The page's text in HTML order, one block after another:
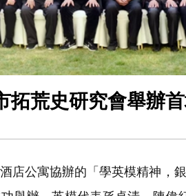
拓荒史研究會舉辦
店公寓協辦的「學英模精神